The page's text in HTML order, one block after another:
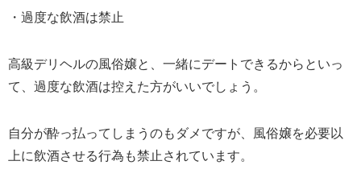
・過度な飲酒は禁止
高級デリヘルの風俗嬢と、一緒にデートできるからといっ
て、過度な飲酒は控えた方がいいでしょう。
自分が酔っ払ってしまうのもダメですが、風俗嬢を必要以
上に飲酒させる行為も禁止されています。